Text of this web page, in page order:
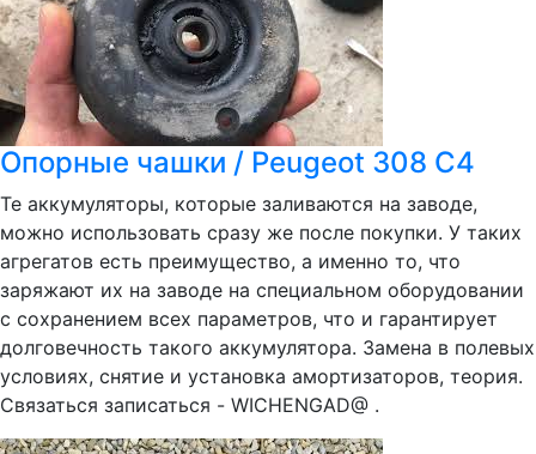
Опорные чашки / Peugeot 308 C4
Те аккумуляторы, которые заливаются на заводе,
можно использовать сразу же после покупки. У таких
агрегатов есть преимущество, а именно то, что
заряжают их на заводе на специальном оборудовании
с сохранением всех параметров, что и гарантирует
долговечность такого аккумулятора. Замена в полевых
условиях, снятие и установка амортизаторов, теория.
Связаться записаться - WICHENGAD@ .